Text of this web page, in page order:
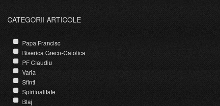
CATEGORII ARTICOLE
Papa Francisc
Biserica Greco-Catolica
PF Claudiu
Varia
Sfinti
Spiritualitate
Blaj